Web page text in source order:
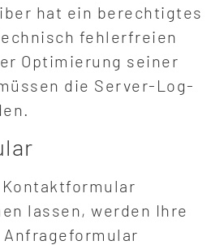
hat ein berechtigtes
fehlerfreien
Optimierung seiner
die Server-Log-
lassen, werden Ihre
Anfrageformular